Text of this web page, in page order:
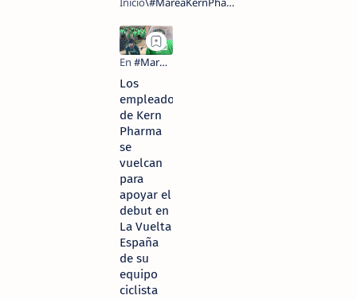
Los
empleados
de Kern
Pharma
se
vuelcan
para
apoyar el
debut en
La Vuelta
España
de su
equipo
ciclista